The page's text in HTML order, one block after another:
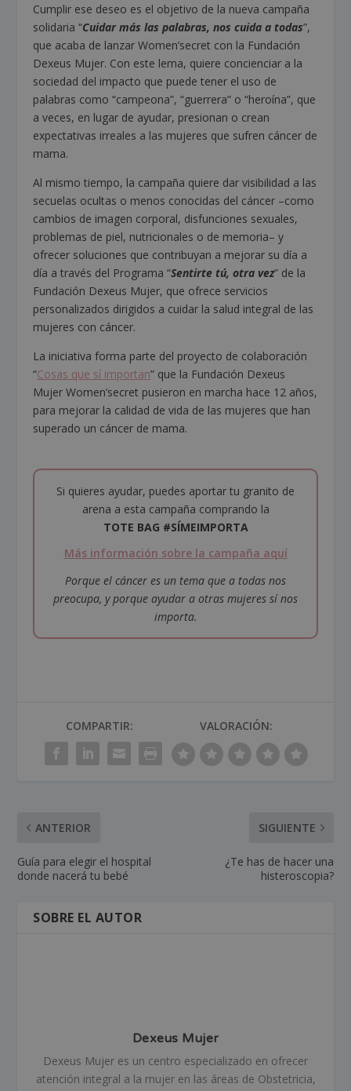
Cumplir ese deseo es el objetivo de la nueva campaña
solidaria “Cuidar más las palabras, nos cuida a todas”,
que acaba de lanzar Women’secret con la Fundación
Dexeus Mujer. Con este lema, quiere concienciar a la
sociedad del impacto que puede tener el uso de
palabras como “campeona”, “guerrera” o “heroína”, que
a veces, en lugar de ayudar, presionan o crean
expectativas irreales a las mujeres que sufren cáncer de
mama.
Al mismo tiempo, la campaña quiere dar visibilidad a las
secuelas ocultas o menos conocidas del cáncer –como
cambios de imagen corporal, disfunciones sexuales,
problemas de piel, nutricionales o de memoria– y
ofrecer soluciones que contribuyan a mejorar su día a
día a través del Programa “Sentirte tú, otra vez” de la
Fundación Dexeus Mujer, que ofrece servicios
personalizados dirigidos a cuidar la salud integral de las
mujeres con cáncer.
La iniciativa forma parte del proyecto de colaboración
“Cosas que sí importan” que la Fundación Dexeus
Mujer Women’secret pusieron en marcha hace 12 años,
para mejorar la calidad de vida de las mujeres que han
superado un cáncer de mama.
Si quieres ayudar, puedes aportar tu granito de
arena a esta campaña comprando la
TOTE BAG #SÍMEIMPORTA
Más información sobre la campaña aquí
Porque el cáncer es un tema que a todas nos
preocupa, y porque ayudar a otras mujeres sí nos
importa.
COMPARTIR: VALORACIÓN:
ANTERIOR
Guía para elegir el hospital
donde nacerá tu bebé
SIGUIENTE
¿Te has de hacer una
histeroscopia?
SOBRE EL AUTOR
Dexeus Mujer
Dexeus Mujer es un centro especializado en ofrecer
atención integral a la mujer en las áreas de Obstetricia,